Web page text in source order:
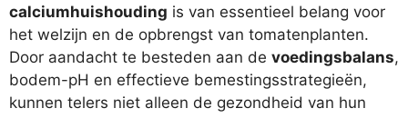
calciumhuishouding is van essentieel belang voor
het welzijn en de opbrengst van tomatenplanten.
Door aandacht te besteden aan de voedingsbalans,
bodem-pH en effectieve bemestingsstrategieën,
kunnen telers niet alleen de gezondheid van hun